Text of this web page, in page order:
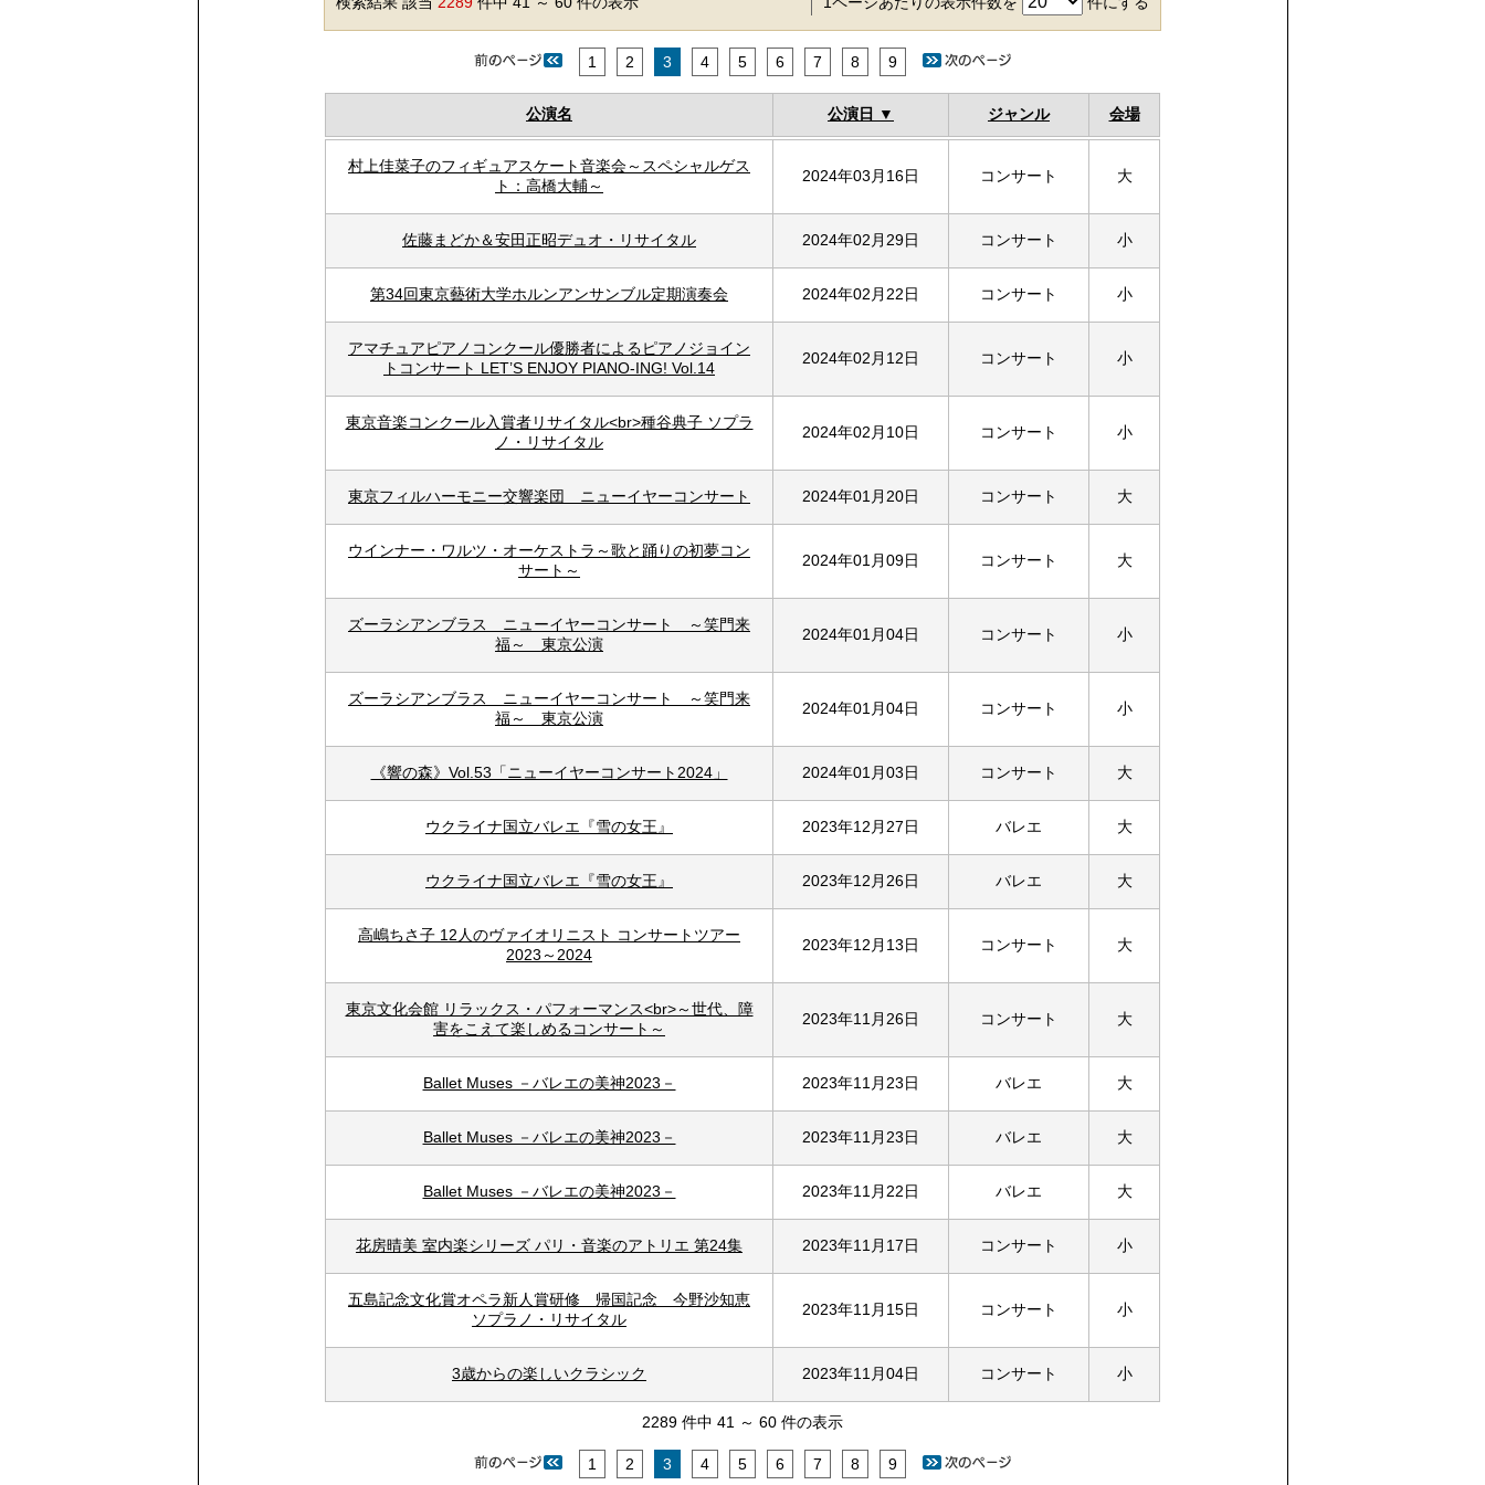
1 2 3 4 5 6 7 8 9
公演名 公演日 ジャンル 会場
村上佳菜子のフィギュアスケート音楽会～スペシャルゲス
ト：高橋大輔～
2024年03月16日 コンサート 大
佐藤まどか＆安田正昭デュオ・リサイタル 2024年02月29日 コンサート 小
第34回東京藝術大学ホルンアンサンブル定期演奏会 2024年02月22日 コンサート 小
アマチュアピアノコンクール優勝者によるピアノジョイン
トコンサート LET’S ENJOY PIANO-ING! Vol.14
2024年02月12日 コンサート 小
東京音楽コンクール入賞者リサイタル<br>種谷典子 ソプラ
ノ・リサイタル
2024年02月10日 コンサート 小
東京フィルハーモニー交響楽団 ニューイヤーコンサート 2024年01月20日 コンサート 大
ウインナー・ワルツ・オーケストラ～歌と踊りの初夢コン
サート～
2024年01月09日 コンサート 大
ズーラシアンブラス ニューイヤーコンサート ～笑門来
福～ 東京公演
2024年01月04日 コンサート 小
ズーラシアンブラス ニューイヤーコンサート ～笑門来
福～ 東京公演
2024年01月04日 コンサート 小
《響の森》Vol.53「ニューイヤーコンサート2024」 2024年01月03日 コンサート 大
ウクライナ国立バレエ『雪の女王』 2023年12月27日 バレエ 大
ウクライナ国立バレエ『雪の女王』 2023年12月26日 バレエ 大
高嶋ちさ子 12人のヴァイオリニスト コンサートツアー
2023～2024
2023年12月13日 コンサート 大
東京文化会館 リラックス・パフォーマンス<br>～世代、障
害をこえて楽しめるコンサート～
2023年11月26日 コンサート 大
Ballet Muses －バレエの美神2023－ 2023年11月23日 バレエ 大
Ballet Muses －バレエの美神2023－ 2023年11月23日 バレエ 大
Ballet Muses －バレエの美神2023－ 2023年11月22日 バレエ 大
花房晴美 室内楽シリーズ パリ・音楽のアトリエ 第24集 2023年11月17日 コンサート 小
五島記念文化賞オペラ新人賞研修 帰国記念 今野沙知恵
ソプラノ・リサイタル
2023年11月15日 コンサート 小
3歳からの楽しいクラシック 2023年11月04日 コンサート 小
2289 件中 41 ～ 60 件の表示
1 2 3 4 5 6 7 8 9